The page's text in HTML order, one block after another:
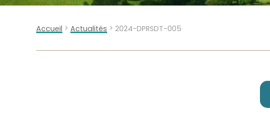
Accueil > Actualités > 2024-DPRSDT-005